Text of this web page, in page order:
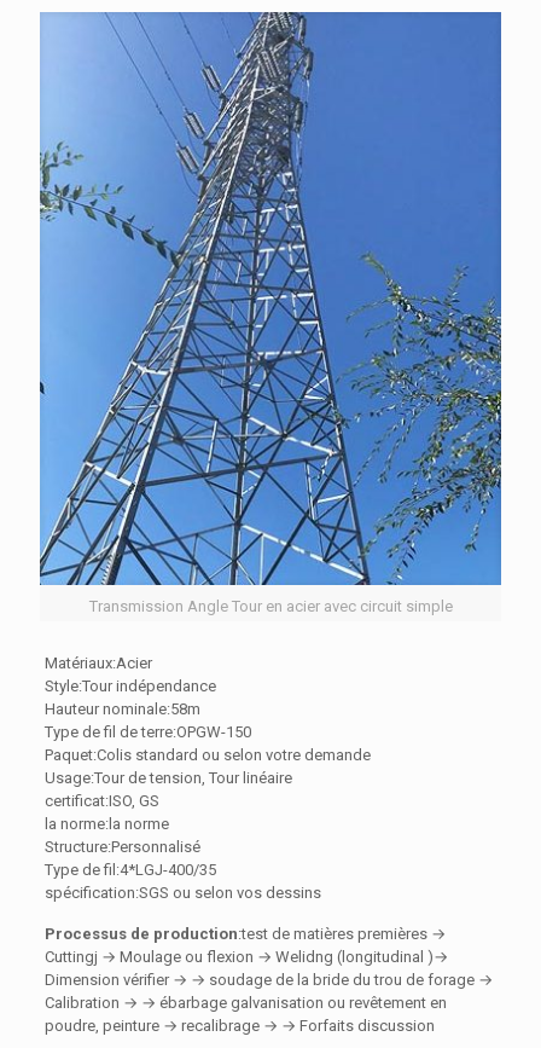
Transmission Angle Tour en acier avec circuit simple
Matériaux:Acier
Style:Tour indépendance
Hauteur nominale:58m
Type de fil de terre:OPGW-150
Paquet:Colis standard ou selon votre demande
Usage:Tour de tension, Tour linéaire
certificat:ISO, GS
la norme:la norme
Structure:Personnalisé
Type de fil:4*LGJ-400/35
spécification:SGS ou selon vos dessins
Processus de production:test de matières premières →
Cuttingj → Moulage ou flexion → Welidng (longitudinal )→
Dimension vérifier → → soudage de la bride du trou de forage →
Calibration → → ébarbage galvanisation ou revêtement en
poudre, peinture → recalibrage → → Forfaits discussion